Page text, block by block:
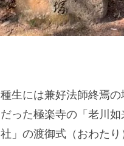
種生には兼好法師終焉
だった極楽寺の「老川
社」の渡御式（おわた